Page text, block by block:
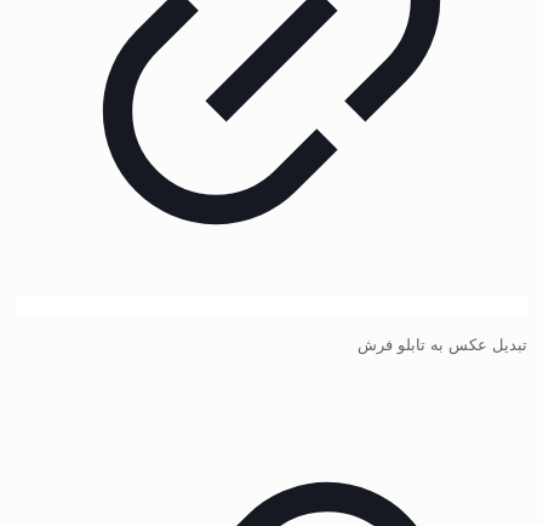
تبدیل عکس به تابلو فرش